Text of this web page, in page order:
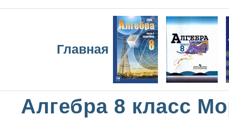
Главная
Алгебра 8 класс